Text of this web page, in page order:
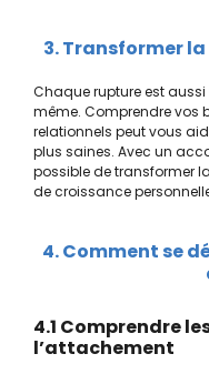
3. Transformer
Chaque rupture est
même. Comprendre vos
relationnels peut vous
plus saines. Avec un
possible de transformer
de croissance
4. Comment se
4.1 Comprendre
l’attachement